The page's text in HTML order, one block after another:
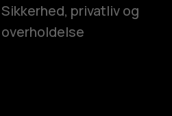
Sikkerhed, privatliv og
overholdelse